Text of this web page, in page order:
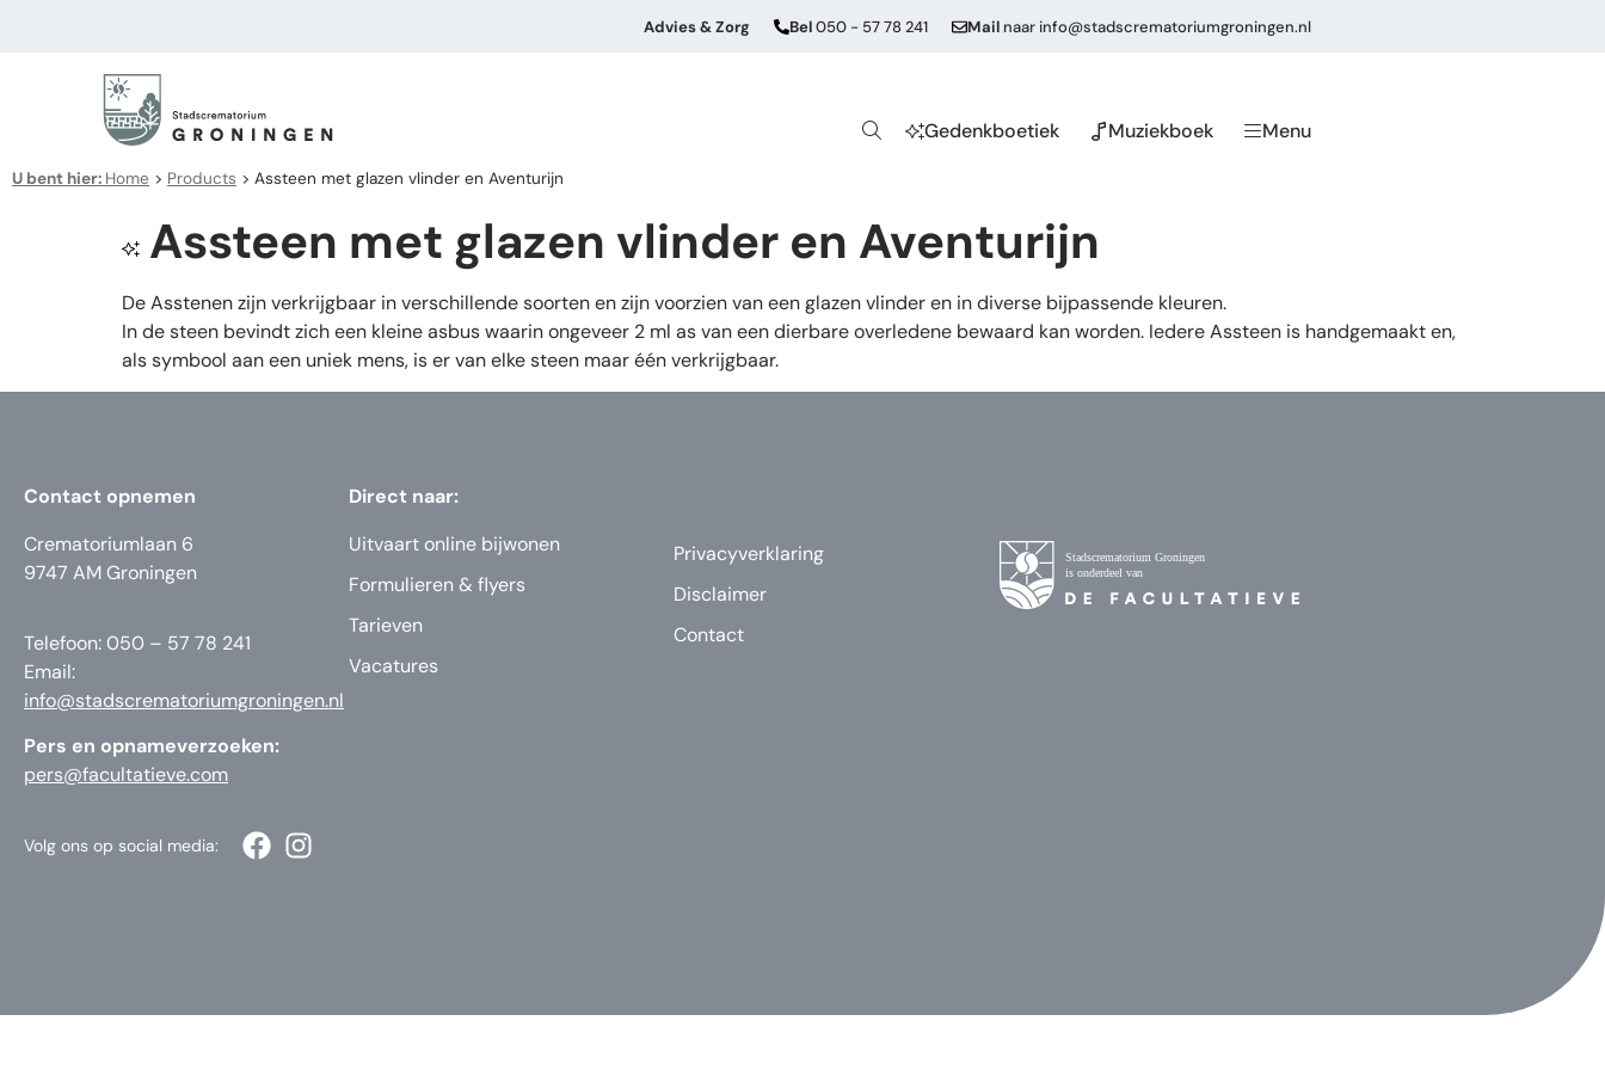
Advies & Zorg Bel050 - 57 78 241 Mail naarinfo@stadscrematoriumgroningen.nl
Gedenkboetiek Muziekboek Menu
U bent hier: Home > Products > Assteen met glazen vlinder en Aventurijn
Assteen met glazen vlinder en Aventurijn
De Asstenen zijn verkrijgbaar in verschillende soorten en zijn voorzien van een glazen vlinder en in diverse bijpassende kleuren.
In de steen bevindt zich een kleine asbus waarin ongeveer 2 ml as van een dierbare overledene bewaard kan worden. Iedere Assteen is handgemaakt en,
als symbool aan een uniek mens, is er van elke steen maar één verkrijgbaar.
Contact opnemen
Crematoriumlaan 6
9747 AM Groningen
Telefoon: 050 – 57 78 241
Email:
info@stadscrematoriumgroningen.nl
Pers en opnameverzoeken:
pers@facultatieve.com
Direct naar:
Uitvaart online bijwonen
Formulieren & flyers
Tarieven
Vacatures
Privacyverklaring
Disclaimer
Contact
Volg ons op social media: